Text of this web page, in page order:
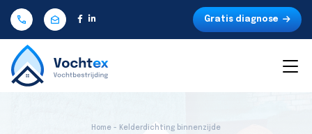
Gratis diagnose
Home - Kelderdichting binnenzijde